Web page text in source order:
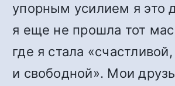
упорным усилием я это
я еще не прошла тот
где я стала
и свободной». Мои